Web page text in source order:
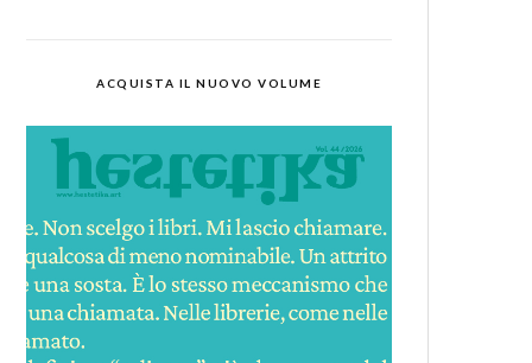
ACQUISTA IL NUOVO VOLUME